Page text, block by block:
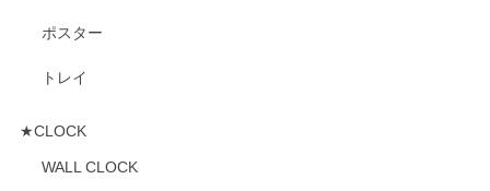
ポスター
トレイ
★CLOCK
WALL CLOCK